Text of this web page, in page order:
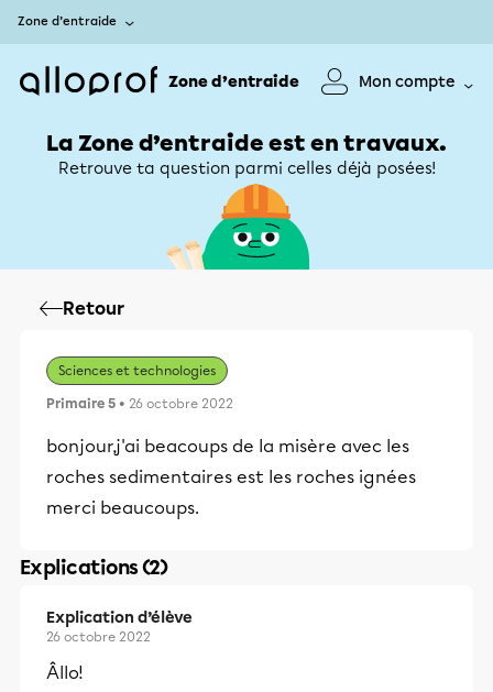
Zone d’entraide
Zone d’entraide Mon compte
La Zone d’entraide est en travaux.
Retrouve ta question parmi celles déjà posées!
Retour
Sciences et technologies
Primaire 5 • 26 octobre 2022
bonjour,j'ai beacoups de la misère avec les
roches sedimentaires est les roches ignées
merci beaucoups.
Explications (2)
Explication d’élève
26 octobre 2022
Âllo!